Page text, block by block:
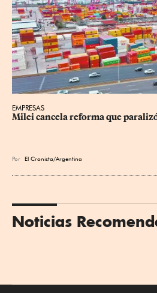
EMPRESAS
Milei cancela reforma que
Por El Cronista/Argentina
Noticias